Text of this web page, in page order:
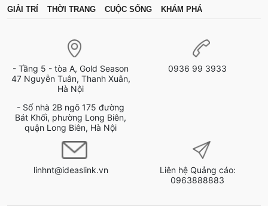
GIẢI TRÍ THỜI TRANG CUỘC SỐNG KHÁM PHÁ
- Tầng 5 - tòa A, Gold Season
47 Nguyễn Tuân, Thanh Xuân,
Hà Nội
- Số nhà 2B ngõ 175 đường
Bát Khối, phường Long Biên,
quận Long Biên, Hà Nội
0936 99 3933
linhnt@ideaslink.vn
Liên hệ Quảng cáo:
0963888883